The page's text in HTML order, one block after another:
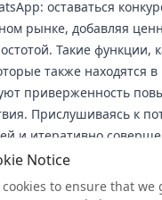
оставаться
рынке, добавляя
Такие функции,
также находятся в
приверженность
Прислушиваясь к
и итеративно
свое
и полезным,
Notice
cookies to ensure that we